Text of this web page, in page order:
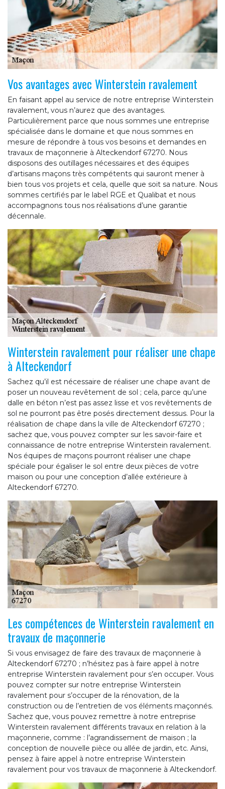
Vos avantages avec Winterstein ravalement
En faisant appel au service de notre entreprise Winterstein
ravalement, vous n’aurez que des avantages.
Particulièrement parce que nous sommes une entreprise
spécialisée dans le domaine et que nous sommes en
mesure de répondre à tous vos besoins et demandes en
travaux de maçonnerie à Alteckendorf 67270. Nous
disposons des outillages nécessaires et des équipes
d’artisans maçons très compétents qui sauront mener à
bien tous vos projets et cela, quelle que soit sa nature. Nous
sommes certifiés par le label RGE et Qualibat et nous
accompagnons tous nos réalisations d’une garantie
décennale.
Winterstein ravalement pour réaliser une chape
à Alteckendorf
Sachez qu’il est nécessaire de réaliser une chape avant de
poser un nouveau revêtement de sol ; cela, parce qu’une
dalle en béton n’est pas assez lisse et vos revêtements de
sol ne pourront pas être posés directement dessus. Pour la
réalisation de chape dans la ville de Alteckendorf 67270 ;
sachez que, vous pouvez compter sur les savoir-faire et
connaissance de notre entreprise Winterstein ravalement.
Nos équipes de maçons pourront réaliser une chape
spéciale pour égaliser le sol entre deux pièces de votre
maison ou pour une conception d’allée extérieure à
Alteckendorf 67270.
Les compétences de Winterstein ravalement en
travaux de maçonnerie
Si vous envisagez de faire des travaux de maçonnerie à
Alteckendorf 67270 ; n’hésitez pas à faire appel à notre
entreprise Winterstein ravalement pour s’en occuper. Vous
pouvez compter sur notre entreprise Winterstein
ravalement pour s’occuper de la rénovation, de la
construction ou de l’entretien de vos éléments maçonnés.
Sachez que, vous pouvez remettre à notre entreprise
Winterstein ravalement différents travaux en relation à la
maçonnerie, comme : l’agrandissement de maison ; la
conception de nouvelle pièce ou allée de jardin, etc. Ainsi,
pensez à faire appel à notre entreprise Winterstein
ravalement pour vos travaux de maçonnerie à Alteckendorf.